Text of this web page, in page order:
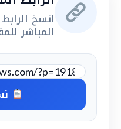
انسخ
المباشر